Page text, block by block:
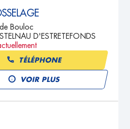
Bouloc
D'ESTRETEFONDS
TÉLÉPHONE
VOIR PLUS